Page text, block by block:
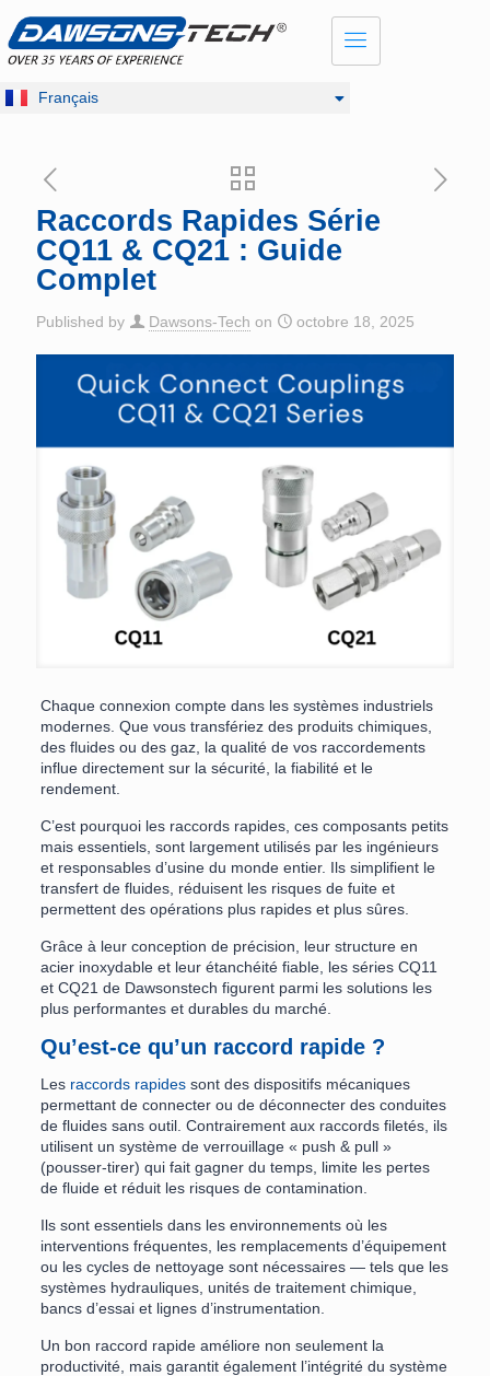
Français
English
Русский
Deutsch
Raccords Rapides Série
CQ11 & CQ21 : Guide
Complet
Published by Dawsons-Tech on octobre 18, 2025
Chaque connexion compte dans les systèmes industriels
modernes. Que vous transfériez des produits chimiques,
des fluides ou des gaz, la qualité de vos raccordements
influe directement sur la sécurité, la fiabilité et le
rendement.
C’est pourquoi les raccords rapides, ces composants petits
mais essentiels, sont largement utilisés par les ingénieurs
et responsables d’usine du monde entier. Ils simplifient le
transfert de fluides, réduisent les risques de fuite et
permettent des opérations plus rapides et plus sûres.
Grâce à leur conception de précision, leur structure en
acier inoxydable et leur étanchéité fiable, les séries CQ11
et CQ21 de Dawsonstech figurent parmi les solutions les
plus performantes et durables du marché.
Qu’est-ce qu’un raccord rapide ?
Les raccords rapidessont des dispositifs mécaniques
permettant de connecter ou de déconnecter des conduites
de fluides sans outil. Contrairement aux raccords filetés, ils
utilisent un système de verrouillage « push & pull »
(pousser-tirer) qui fait gagner du temps, limite les pertes
de fluide et réduit les risques de contamination.
Ils sont essentiels dans les environnements où les
interventions fréquentes, les remplacements d’équipement
ou les cycles de nettoyage sont nécessaires — tels que les
systèmes hydrauliques, unités de traitement chimique,
bancs d’essai et lignes d’instrumentation.
Un bon raccord rapide améliore non seulement la
productivité, mais garantit également l’intégrité du système